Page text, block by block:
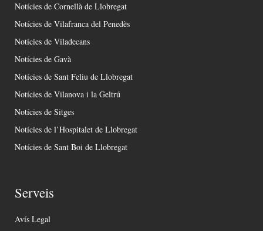
Notícies de Cornellà de Llobregat
Notícies de Vilafranca del Penedès
Notícies de Viladecans
Notícies de Gavà
Notícies de Sant Feliu de Llobregat
Notícies de Vilanova i la Geltrú
Notícies de Sitges
Notícies de l’Hospitalet de Llobregat
Notícies de Sant Boi de Llobregat
Serveis
Avís Legal